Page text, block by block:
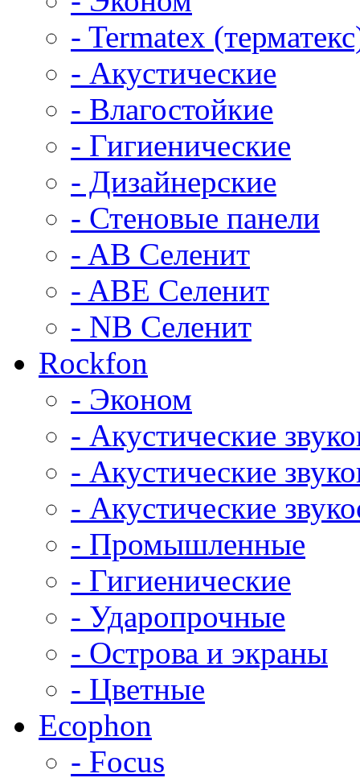
- Termatex
- Акустические
- Влагостойкие
- Гигиенические
- Дизайнерские
- Стеновые панели
- AB Селенит
- ABE Селенит
- NB Селенит
Rockfon
- Эконом
- Акустические
- Акустические
- Акустические
- Промышленные
- Гигиенические
- Ударопрочные
- Острова и экраны
- Цветные
Ecophon
- Focus